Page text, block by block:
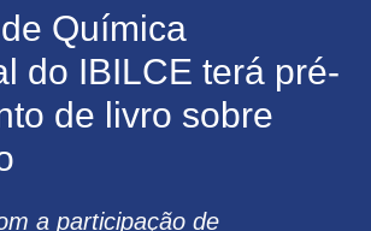
Química
do IBILCE terá pré-
de livro sobre
a participação de